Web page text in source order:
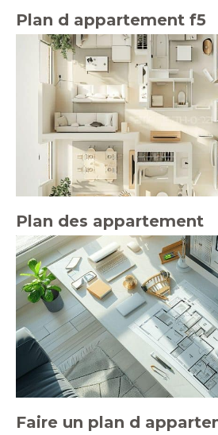
Plan d appartement f5
Plan des appartement
Faire un plan d